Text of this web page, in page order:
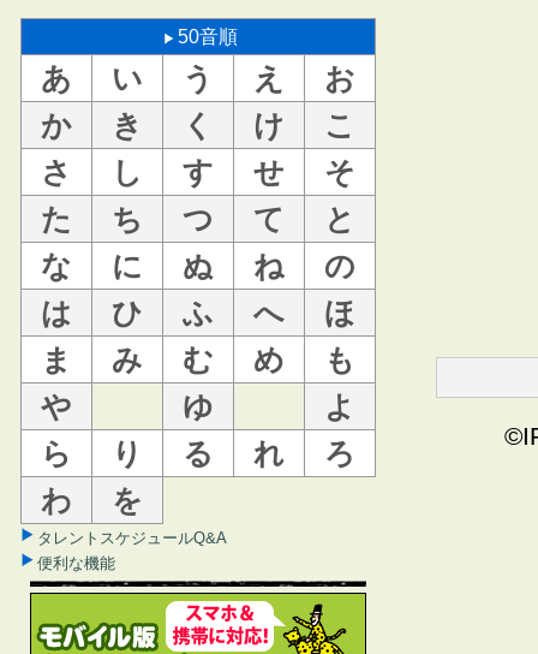
50音順
あ い う え
お
か
き く け
こ
さ
し す せ
そ
た
ち つ て
と
な
に ぬ ね
の
は
ひ ふ へ
ほ
ま
み む め
も
や
ゆ
よ
ら
り る れ
ろ
わ
を
タレントスケジュールQ&A
便利な機能